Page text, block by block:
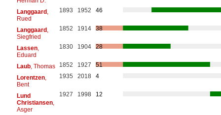
Langgaard,
Rued
1893 1952 46
Langgaard,
Siegfried
1852 1914 38
Lassen,
Eduard
1830 1904 28
Laub, Thomas 1852 1927
51
Lorentzen,
Bent
1935 2018 4
Lund
Christiansen,
Asger
1927 1998 12